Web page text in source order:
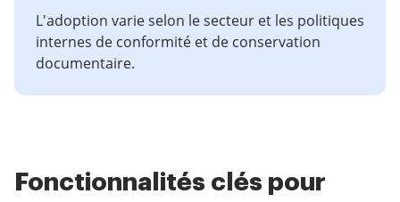
L'adoption varie selon le secteur et les politiques
internes de conformité et de conservation
documentaire.
Fonctionnalités clés pour